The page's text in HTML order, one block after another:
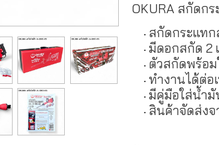
OKURA สกัดก
สกัดกระแท
มีดอกสกัด 2
ตัวสกัดพร้อม
ทำงานได้ต่อ
มีคู่มือใส่น้ำ
สินค้าจัดส่งจ